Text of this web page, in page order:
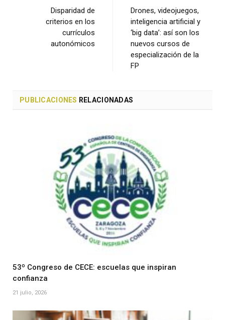
Disparidad de
criterios en los
currículos
autonómicos
Drones, videojuegos,
inteligencia artificial y
‘big data’: así son los
nuevos cursos de
especialización de la
FP
PUBLICACIONES RELACIONADAS
53º Congreso de CECE: escuelas que inspiran
confianza
21 julio, 2026